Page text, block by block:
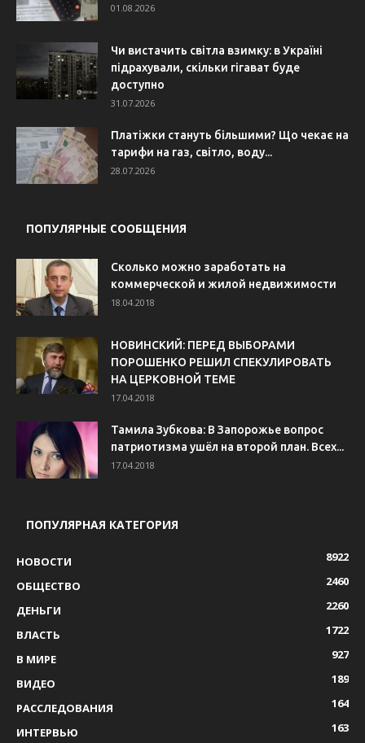
01.08.2026
Чи вистачить світла взимку: в Україні
підрахували, скільки гігават буде
доступно
31.07.2026
Платіжки стануть більшими? Що чекає на
тарифи на газ, світло, воду...
28.07.2026
ПОПУЛЯРНЫЕ СООБЩЕНИЯ
Сколько можно заработать на
коммерческой и жилой недвижимости
18.04.2018
НОВИНСКИЙ: ПЕРЕД ВЫБОРАМИ
ПОРОШЕНКО РЕШИЛ СПЕКУЛИРОВАТЬ
НА ЦЕРКОВНОЙ ТЕМЕ
17.04.2018
Тамила Зубкова: В Запорожье вопрос
патриотизма ушёл на второй план. Всех...
17.04.2018
ПОПУЛЯРНАЯ КАТЕГОРИЯ
НОВОСТИ
8922
ОБЩЕСТВО
2460
ДЕНЬГИ
2260
ВЛАСТЬ
1722
В МИРЕ
927
ВИДЕО
189
РАССЛЕДОВАНИЯ
164
ИНТЕРВЬЮ
163